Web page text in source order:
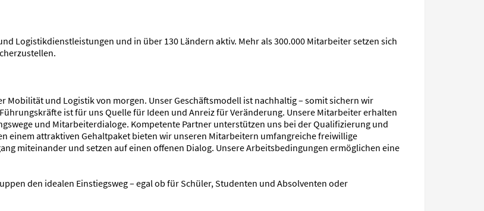
Logistikdienstleistungen und in über 130 Ländern aktiv. Mehr als 300.000 Mitarbeiter setzen sich
und Logistik von morgen. Unser Geschäftsmodell ist nachhaltig – somit sichern wir
ist für uns Quelle für Ideen und Anreiz für Veränderung. Unsere Mitarbeiter erhalten
und Mitarbeiterdialoge. Kompetente Partner unterstützen uns bei der Qualifizierung und
einem attraktiven Gehaltpaket bieten wir unseren Mitarbeitern umfangreiche freiwillige
miteinander und setzen auf einen offenen Dialog. Unsere Arbeitsbedingungen ermöglichen eine
den idealen Einstiegsweg – egal ob für Schüler, Studenten und Absolventen oder